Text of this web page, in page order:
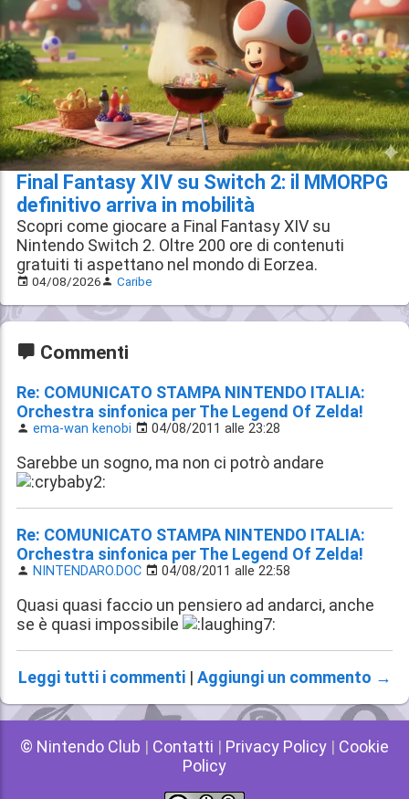
Final Fantasy XIV su Switch 2: il MMORPG
definitivo arriva in mobilità
Scopri come giocare a Final Fantasy XIV su
Nintendo Switch 2. Oltre 200 ore di contenuti
gratuiti ti aspettano nel mondo di Eorzea.
04/08/2026 Caribe
Commenti
Re: COMUNICATO STAMPA NINTENDO ITALIA:
Orchestra sinfonica per The Legend Of Zelda!
ema-wan kenobi 04/08/2011 alle 23:28
Sarebbe un sogno, ma non ci potrò andare
Re: COMUNICATO STAMPA NINTENDO ITALIA:
Orchestra sinfonica per The Legend Of Zelda!
NINTENDARO.DOC 04/08/2011 alle 22:58
Quasi quasi faccio un pensiero ad andarci, anche
se è quasi impossibile
Leggi tutti i commenti| Aggiungi un commento →
© Nintendo Club | Contatti | Privacy Policy | Cookie
Policy